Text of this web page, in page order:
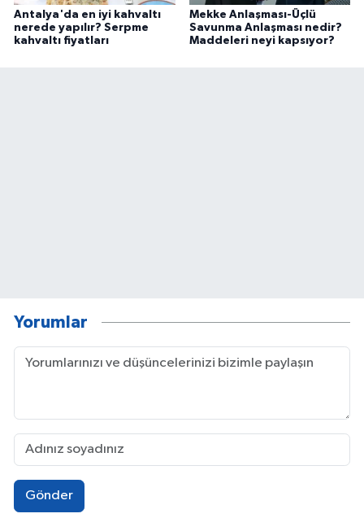
Antalya'da en iyi kahvaltı
nerede yapılır? Serpme
kahvaltı fiyatları
Mekke Anlaşması-Üçlü
Savunma Anlaşması nedir?
Maddeleri neyi kapsıyor?
Yorumlar
Gönder